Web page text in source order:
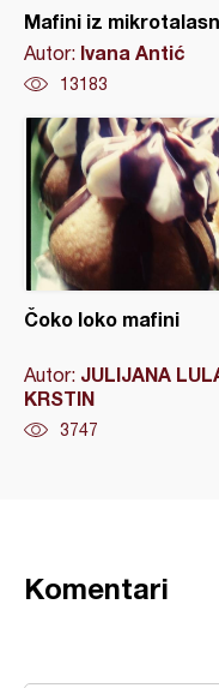
Mafini iz
Autor: Ivana Antić
13183
Čoko loko mafini
Autor: JULIJANA
KRSTIN
3747
Komentari